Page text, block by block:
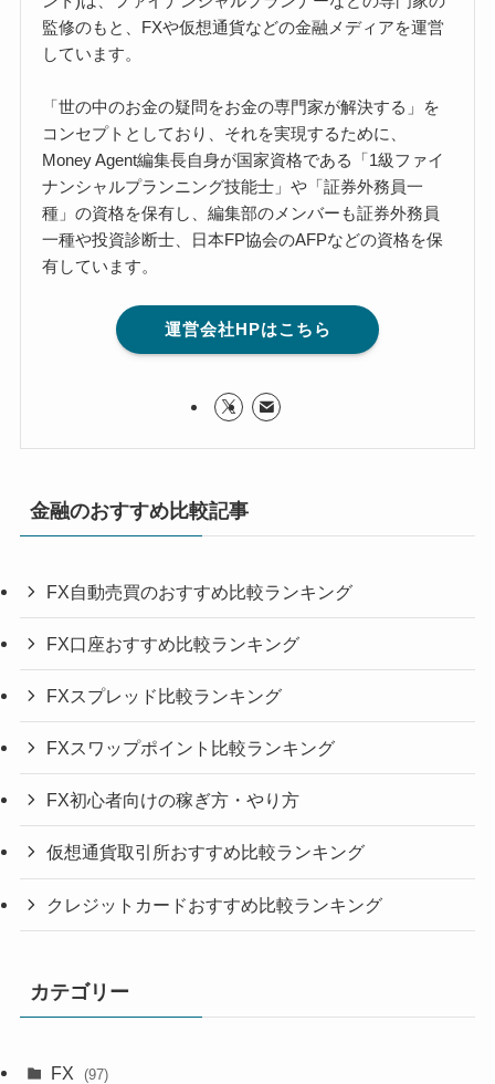
監修のもと、FXや仮想通貨などの金融メディアを運営
しています。
「世の中のお金の疑問をお金の専門家が解決する」を
コンセプトとしており、それを実現するために、
Money Agent編集長自身が国家資格である「1級ファイ
ナンシャルプランニング技能士」や「証券外務員一
種」の資格を保有し、編集部のメンバーも証券外務員
一種や投資診断士、日本FP協会のAFPなどの資格を保
有しています。
運営会社HPはこちら
金融のおすすめ比較記事
FX自動売買のおすすめ比較ランキング
FX口座おすすめ比較ランキング
FXスプレッド比較ランキング
FXスワップポイント比較ランキング
FX初心者向けの稼ぎ方・やり方
仮想通貨取引所おすすめ比較ランキング
クレジットカードおすすめ比較ランキング
カテゴリー
FX (97)